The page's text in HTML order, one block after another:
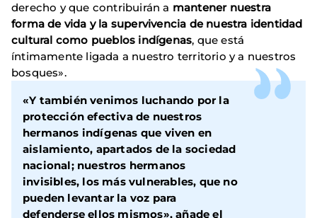
derecho y que contribuirán a mantener nuestra
forma de vida y la supervivencia de nuestra identidad
cultural como pueblos indígenas, que está
íntimamente ligada a nuestro territorio y a nuestros
bosques».
«Y tambiénvenimos luchando por la
protección efectiva de nuestros
hermanos indígenas que viven en
aislamiento, apartados de la sociedad
nacional; nuestros hermanos
invisibles, los más vulnerables, que no
pueden levantar la voz para
defenderse ellos mismos», añade el